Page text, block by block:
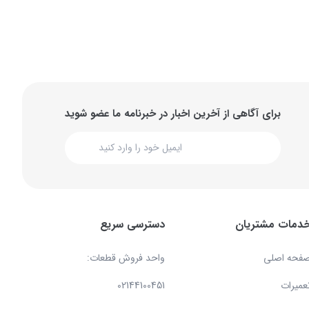
برای آگاهی از آخرین اخبار در خبرنامه ما عضو شوید
مشتریان
اصلی
دسترسی سریع
واحد فروش قطعات:
02144100451